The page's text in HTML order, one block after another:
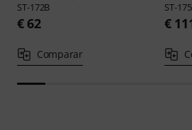
ST-172B
€ 62
Comparar
ST-
€